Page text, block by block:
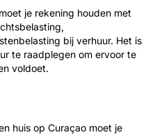
je rekening houden met
bij verhuur. Het is
te raadplegen om ervoor te
voldoet.
huis op Curaçao moet je